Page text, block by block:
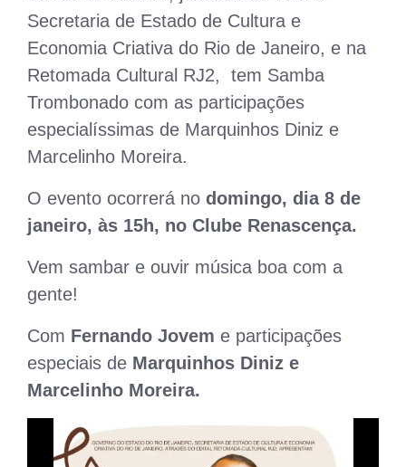
Secretaria de Estado de Cultura e
Economia Criativa do Rio de Janeiro, e na
Retomada Cultural RJ2, tem Samba
Trombonado com as participações
especialíssimas de Marquinhos Diniz e
Marcelinho Moreira.
O evento ocorrerá no domingo, dia 8 de
janeiro, às 15h, no Clube Renascença.
Vem sambar e ouvir música boa com a
gente!
Com Fernando Jovem e participações
especiais de Marquinhos Diniz e
Marcelinho Moreira.